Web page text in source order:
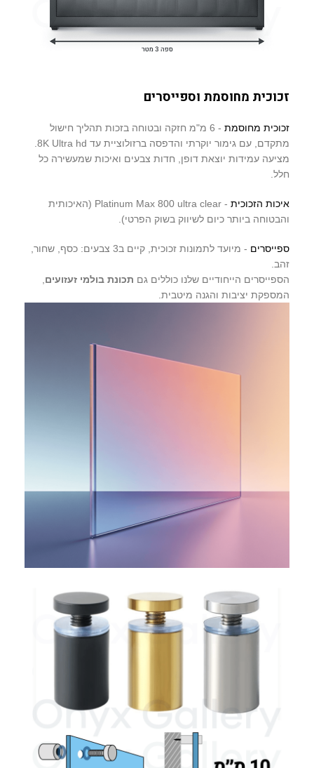
זכוכית מחוסמת וספייסרים
זכוכית מחוסמת
- 6 מ"מ חזקה ובטוחה בזכות תהליך חישול
מציעה עמידות יוצאת דופן, חדות צבעים ואיכות שמעשירה כל
חלל.
איכות הזכוכית
- Platinum Max 800 ultra clear (האיכותית
והבטוחה ביותר כיום לשיווק בשוק הפרטי).
ספייסרים
- מיועד לתמונות זכוכית, קיים ב3 צבעים: כסף, שחור,
זהב.
הספייסרים הייחודיים שלנו כוללים גם תכונת בולמי זעזועים
המספקת יציבות והגנה מיטבית.